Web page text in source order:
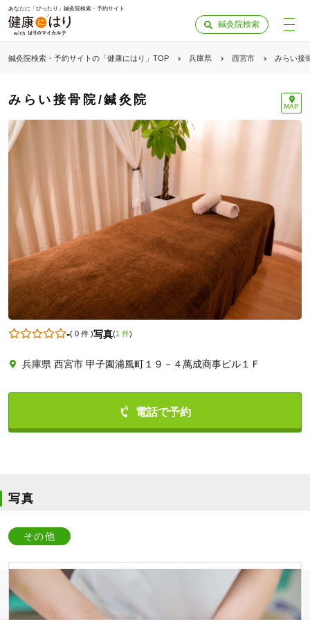
あなたに「ぴったり」鍼灸院検索・予約サイト
鍼灸院検索
鍼灸院検索・予約サイトの「健康にはり」TOP 兵庫県 西宮市 みらい接
みらい接骨院/鍼灸院 MAP
-( 0 件)写真(1 件)
兵庫県 西宮市 甲子園浦風町１９－４萬成商事ビル１Ｆ
写真
その他
「健康にはりを見た」
0798398312